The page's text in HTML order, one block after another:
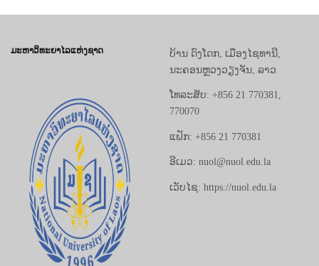
ມະຫາວິທະຍາໄລແຫ່ງຊາດ
ບ້ານ ດົງໂດກ, ເມືອງໄຊທານີ,
ນະຄອນຫຼວງວຽງຈັນ, ລາວ
ໂທລະສັບ: +856 21 770381,
770070
ແຟັກ: +856 21 770381
ອີເມວ: nuol@nuol.edu.la
ເວັບໄຊ: https://nuol.edu.la